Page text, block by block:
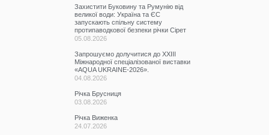
Захистити Буковину та Румунію від
великої води: Україна та ЄС
запускають спільну систему
протипаводкової безпеки річки Сірет
05.08.2026
Запрошуємо долучитися до ХХІІІ
Міжнародної спеціалізованої виставки
«AQUA UKRAINE-2026».
04.08.2026
Річка Брусниця
03.08.2026
Річка Виженка
24.07.2026